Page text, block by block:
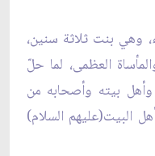
وهي بنت ثلاثة سنين،
العظمى، لما حلّ
وأهل بيته وأصحابه من
البيت(عليهم السلام)